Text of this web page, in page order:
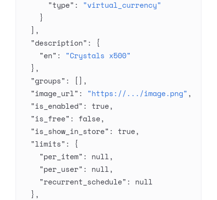
      "type"
: "virtual_currency"
    }
  ],
  "description"
: {
    "en"
: "Crystals x500"
  },
  "groups"
: [],
  "image_url"
: "https://.../image.png" ,
  "is_enabled"
: true,
  "is_free"
: false,
  "is_show_in_store"
: true,
  "limits"
: {
    "per_item"
: null,
    "per_user"
: null,
    "recurrent_schedule"
: null
  },